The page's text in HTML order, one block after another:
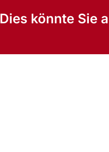
Dies könnte Sie